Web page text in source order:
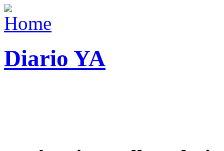
Diario YA